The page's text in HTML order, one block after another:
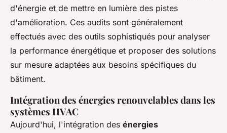
d'énergie et de mettre en lumière des pistes
d'amélioration. Ces audits sont généralement
effectués avec des outils sophistiqués pour analyser
la performance énergétique et proposer des solutions
sur mesure adaptées aux besoins spécifiques du
bâtiment.
Intégration des énergies renouvelables dans les
systèmes HVAC
Aujourd'hui, l'intégration des énergies